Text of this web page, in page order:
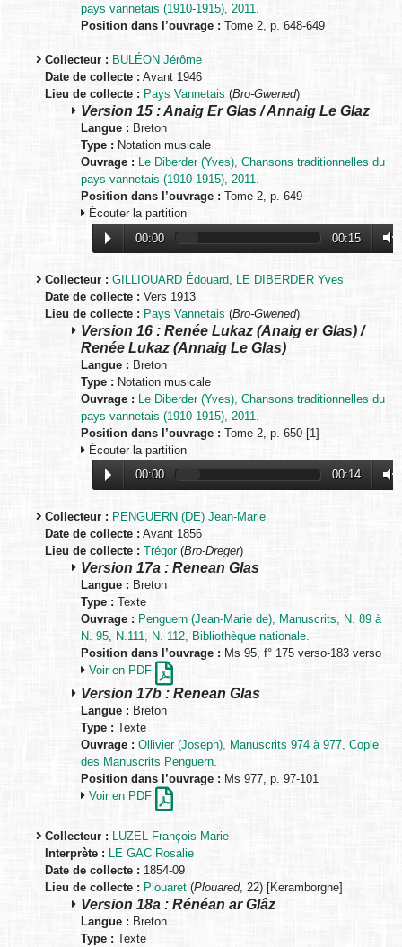
pays vannetais (1910-1915), 2011.
Position dans l’ouvrage : Tome 2, p. 648-649
Collecteur : BULÉON Jérôme
Date de collecte : Avant 1946
Lieu de collecte : Pays Vannetais (Bro-Gwened)
Version 15 : Anaig Er Glas / Annaig Le Glaz
Langue : Breton
Type : Notation musicale
Ouvrage : Le Diberder (Yves), Chansons traditionnelles du
pays vannetais (1910-1915), 2011.
Position dans l’ouvrage : Tome 2, p. 649
Écouter la partition
00:00
00:15
Collecteur : GILLIOUARD Édouard, LE DIBERDER Yves
Date de collecte : Vers 1913
Lieu de collecte : Pays Vannetais (Bro-Gwened)
Version 16 : Renée Lukaz (Anaig er Glas) /
Renée Lukaz (Annaig Le Glas)
Langue : Breton
Type : Notation musicale
Ouvrage : Le Diberder (Yves), Chansons traditionnelles du
pays vannetais (1910-1915), 2011.
Position dans l’ouvrage : Tome 2, p. 650 [1]
Écouter la partition
00:00
00:14
Collecteur : PENGUERN (DE) Jean-Marie
Date de collecte : Avant 1856
Lieu de collecte : Trégor(Bro-Dreger)
Version 17a : Renean Glas
Langue : Breton
Type : Texte
Ouvrage : Penguern (Jean-Marie de), Manuscrits, N. 89 à
N. 95, N.111, N. 112, Bibliothèque nationale.
Position dans l’ouvrage : Ms 95, f° 175 verso-183 verso
Voir en PDF
Version 17b : Renean Glas
Langue : Breton
Type : Texte
Ouvrage : Ollivier (Joseph), Manuscrits 974 à 977, Copie
des Manuscrits Penguern.
Position dans l’ouvrage : Ms 977, p. 97-101
Voir en PDF
Collecteur : LUZEL François-Marie
Interprète : LE GAC Rosalie
Date de collecte : 1854-09
Lieu de collecte : Plouaret (Plouared, 22) [Keramborgne]
Version 18a : Rénéan ar Glâz
Langue : Breton
Type : Texte